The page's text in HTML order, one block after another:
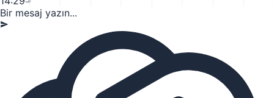
Bir mesaj yazın...